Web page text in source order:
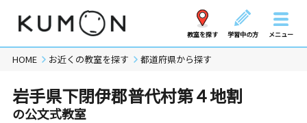
教室を探す 学習中の方 メニュー
HOME お近くの教室を探す 都道府県から探す
岩手県下閉伊郡普代村第４地割
の公文式教室